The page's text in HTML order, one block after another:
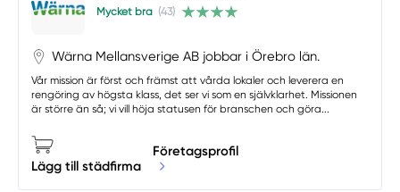
Mycket bra (43)
Wärna Mellansverige AB jobbar i Örebro län.
Vår mission är först och främst att vårda lokaler och leverera en
rengöring av högsta klass, det ser vi som en självklarhet. Missionen
är större än så; vi vill höja statusen för branschen och göra...
Lägg till städfirma
Företagsprofil